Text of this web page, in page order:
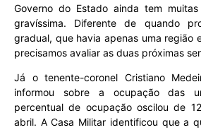
Governo do Estado ainda tem
gravíssima. Diferente de quando
gradual, que havia apenas uma região
precisamos avaliar as duas próximas
Já o tenente-coronel Cristiano
informou sobre a ocupação das
percentual de ocupação oscilou de
abril. A Casa Militar identificou que a